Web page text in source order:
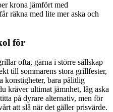
krona jämfört med
räkna med lite mer aska och
för
ofta, gärna i större sällskap
till sommarens stora grillfester,
konstigheter, bara pålitlig
kräver ultimat jämnhet, låg aska
på dyrare alternativ, men för
att slå när det gäller prisvärde.